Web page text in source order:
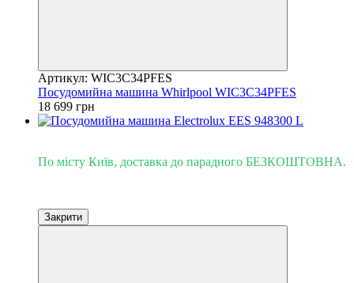
Артикул: WIC3C34PFES
Посудомийна машина Whirlpool WIC3C34PFES
18 699 грн
По місту Київ, доставка до парадного БЕЗКОШТОВНА.
Закрити